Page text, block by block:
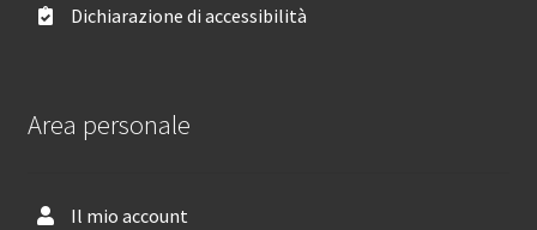
Dichiarazione di accessibilità
Area personale
Il mio account